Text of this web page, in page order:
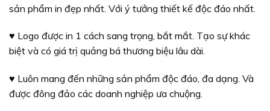
sản phẩm in đẹp nhất. Với ý tưởng thiết kế độc đáo nhất.
♥ Logo được in 1 cách sang trọng, bắt mắt. Tạo sự khác
biệt và có giá trị quảng bá thương biệu lâu dài.
♥ Luôn mang đến những sản phẩm độc đáo, đa dạng. Và
được đông đảo các doanh nghiệp ưa chuộng.